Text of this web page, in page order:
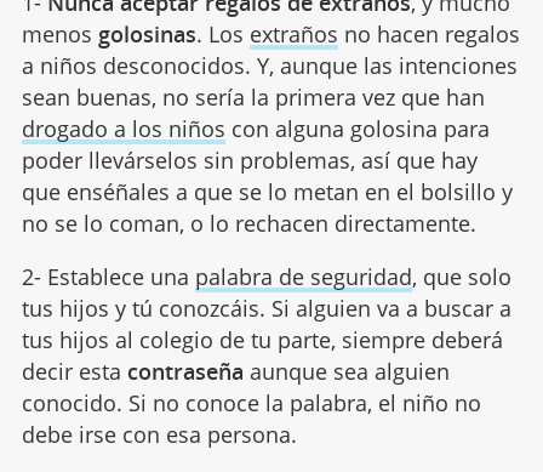
menos golosinas. Los extraños no hacen regalos
a niños desconocidos. Y, aunque las intenciones
sean buenas, no sería la primera vez que han
drogado a los niños con alguna golosina para
poder llevárselos sin problemas, así que hay
que enséñales a que se lo metan en el bolsillo y
no se lo coman, o lo rechacen directamente.
2- Establece una palabra de seguridad, que solo
tus hijos y tú conozcáis. Si alguien va a buscar a
tus hijos al colegio de tu parte, siempre deberá
decir esta contraseña aunque sea alguien
conocido. Si no conoce la palabra, el niño no
debe irse con esa persona.